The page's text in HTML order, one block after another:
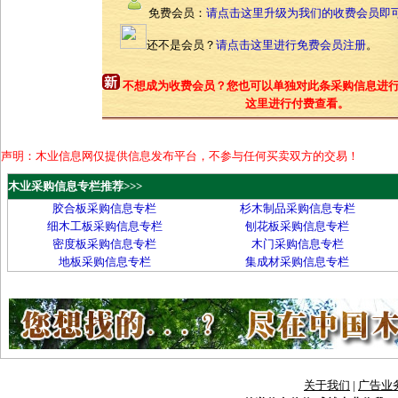
免费会员： 请点击这里升级为我们的收费会员即
还不是会员？ 请点击这里进行免费会员注册。
不想成为收费会员？您也可以单独对此条采购信息进
这里进行付费查看。
声明：木业信息网仅提供信息发布平台，不参与任何买卖双方的交易！
木业采购信息专栏推荐>>>
胶合板采购信息专栏
杉木制品采购信息专栏
细木工板采购信息专栏
刨花板采购信息专栏
密度板采购信息专栏
木门采购信息专栏
地板采购信息专栏
集成材采购信息专栏
关于我们 | 广告业